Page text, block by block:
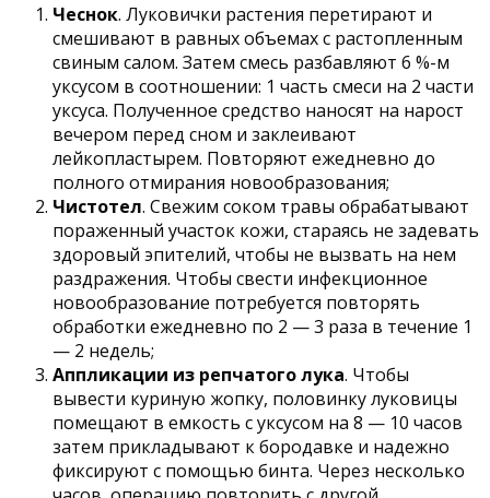
Чеснок. Луковички растения перетирают и
смешивают в равных объемах с растопленным
свиным салом. Затем смесь разбавляют 6 %-м
уксусом в соотношении: 1 часть смеси на 2 части
уксуса. Полученное средство наносят на нарост
вечером перед сном и заклеивают
лейкопластырем. Повторяют ежедневно до
полного отмирания новообразования;
Чистотел. Свежим соком травы обрабатывают
пораженный участок кожи, стараясь не задевать
здоровый эпителий, чтобы не вызвать на нем
раздражения. Чтобы свести инфекционное
новообразование потребуется повторять
обработки ежедневно по 2 — 3 раза в течение 1
— 2 недель;
Аппликации из репчатого лука. Чтобы
вывести куриную жопку, половинку луковицы
помещают в емкость с уксусом на 8 — 10 часов
затем прикладывают к бородавке и надежно
фиксируют с помощью бинта. Через несколько